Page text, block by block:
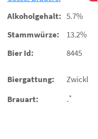
Alkoholgehalt: 5.7%
Stammwürze:
13.2%
Bier Id:
8445
Biergattung:
Zwickl
Brauart:
-*